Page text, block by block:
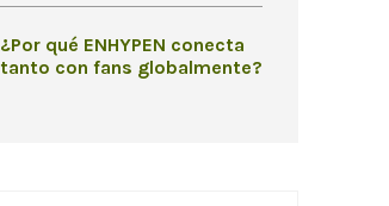
¿Por qué ENHYPEN conecta
tanto con fans globalmente?